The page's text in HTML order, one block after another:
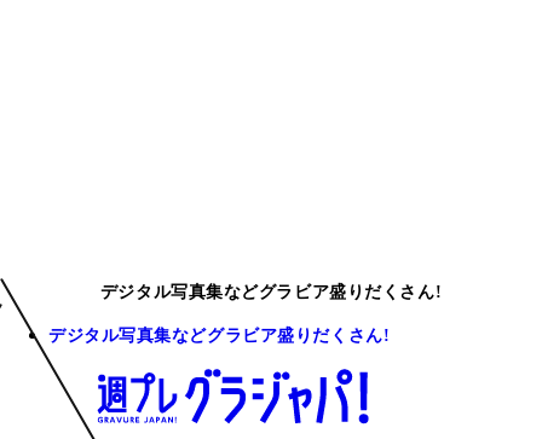
デジタル写真集などグラビア盛りだくさん!
デジタル写真集などグラビア盛りだくさん!